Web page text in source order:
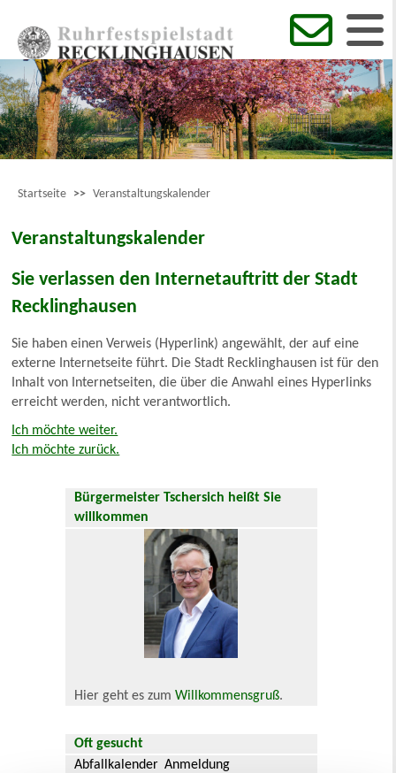
Startseite >> Veranstaltungskalender
Veranstaltungskalender
Sie verlassen den Internetauftritt der Stadt
Recklinghausen
Sie haben einen Verweis (Hyperlink) angewählt, der auf eine
externe Internetseite führt. Die Stadt Recklinghausen ist für den
Inhalt von Internetseiten, die über die Anwahl eines Hyperlinks
erreicht werden, nicht verantwortlich.
Ich möchte weiter.
Ich möchte zurück.
Bürgermeister Tschersich heißt Sie
willkommen
Hier geht es zumWillkommensgruß.
Oft gesucht
Abfallkalender Anmeldung